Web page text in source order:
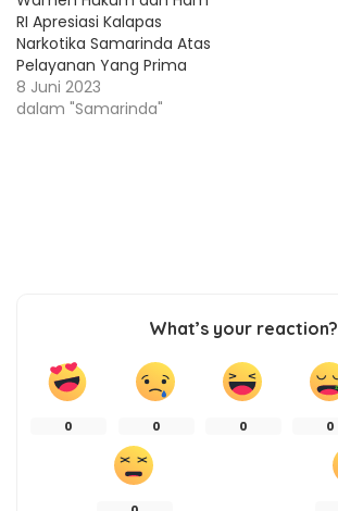
RI Apresiasi Kalapas
Narkotika Samarinda Atas
Pelayanan Yang Prima
8 Juni 2023
dalam "Samarinda"
What’s your reaction?
0 0 0 0